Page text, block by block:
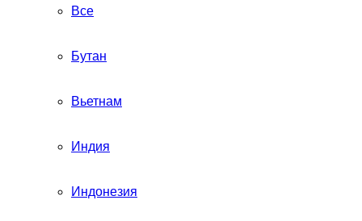
Все
Бутан
Вьетнам
Индия
Индонезия